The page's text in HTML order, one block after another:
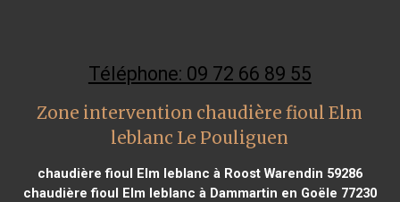
Téléphone: 09 72 66 89 55
Zone intervention chaudière fioul Elm
leblanc Le Pouliguen
chaudière fioul Elm leblanc à Roost Warendin 59286
chaudière fioul Elm leblanc à Dammartin en Goële 77230